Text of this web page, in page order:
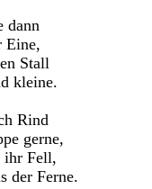
dann
Eine,
Stall
kleine.
Rind
gerne,
ihr Fell,
der Ferne.